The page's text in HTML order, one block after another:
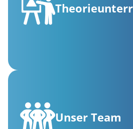
Unser Team